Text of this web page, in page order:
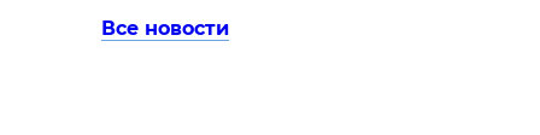
Все новости